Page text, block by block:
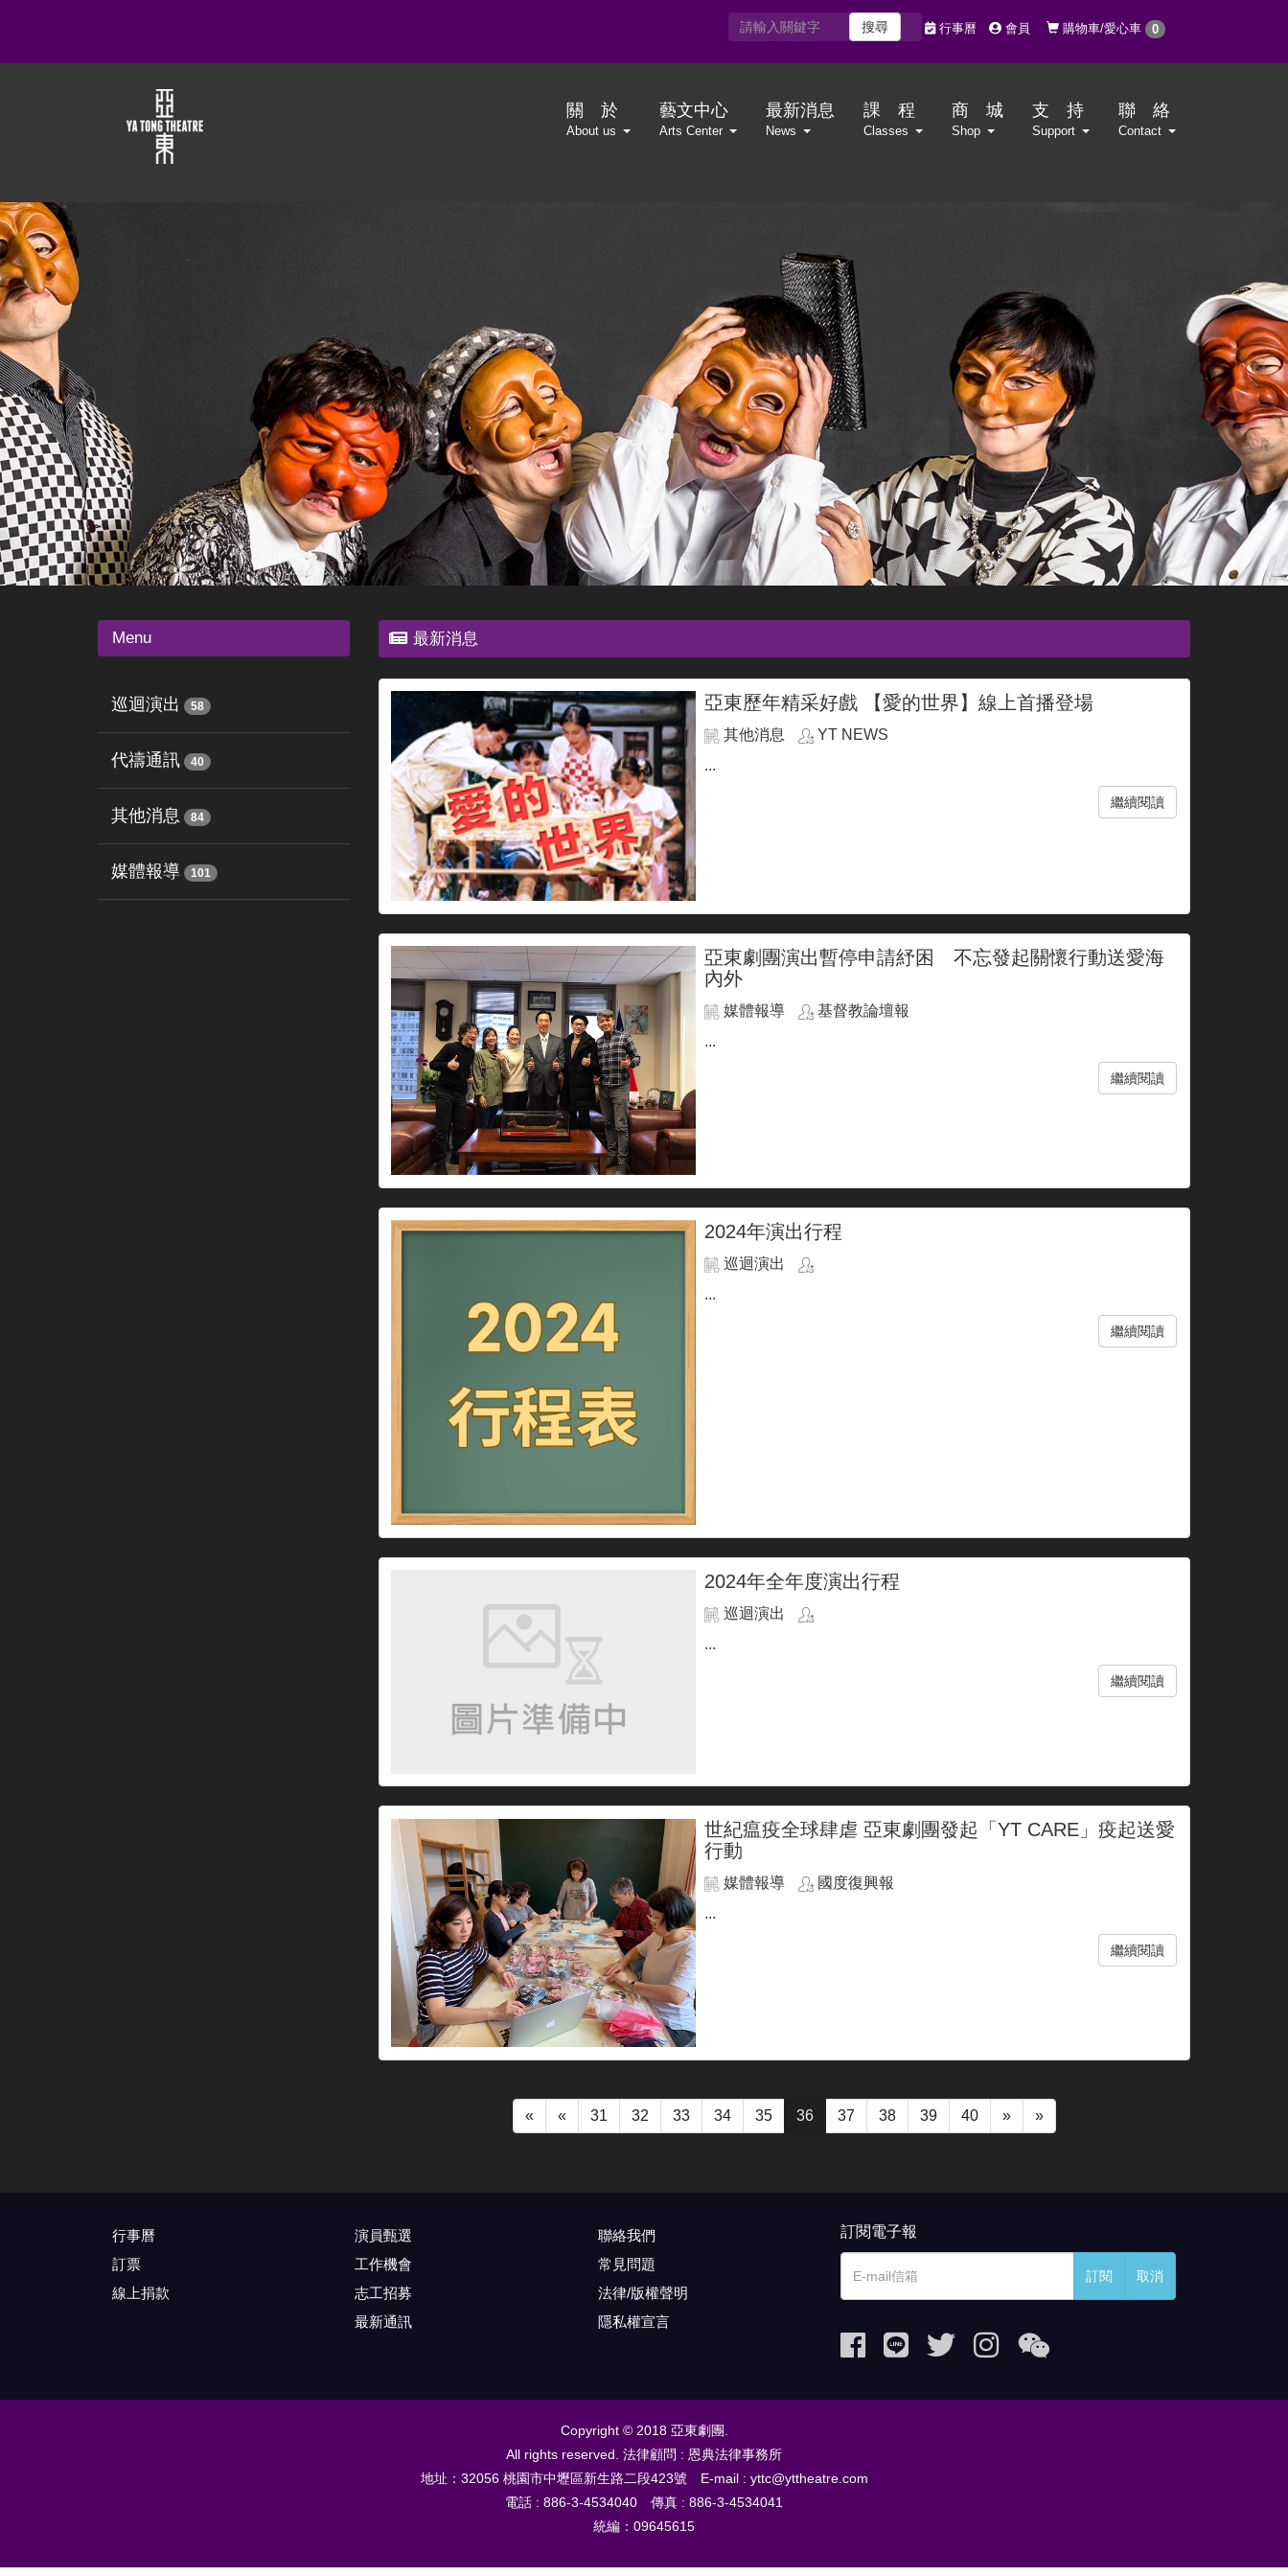
購物車/愛心車 0
行事曆 會員
搜尋
關 於
About us
藝文中心
Arts Center
最新消息
News
課 程
Classes
商 城
Shop
支 持
Support
聯 絡
Contact
Menu
巡迴演出 58
代禱通訊 40
其他消息 84
媒體報導 101
最新消息
亞東歷年精采好戲 【愛的世界】線上首播登場
其他消息
YT NEWS
...
繼續閱讀
亞東劇團演出暫停申請紓困 不忘發起關懷行動送愛海
內外
媒體報導
基督教論壇報
...
繼續閱讀
2024年演出行程
巡迴演出
...
繼續閱讀
2024年全年度演出行程
巡迴演出
...
繼續閱讀
世紀瘟疫全球肆虐 亞東劇團發起「YT CARE」疫起送愛
行動
媒體報導
國度復興報
...
繼續閱讀
« « 31 32 33 34 35 36 37 38 39 40 » »
行事曆
訂票
線上捐款
演員甄選
工作機會
志工招募
最新通訊
聯絡我們
常見問題
法律/版權聲明
隱私權宣言
訂閱電子報
訂閱 取消
Copyright © 2018 亞東劇團.
All rights reserved. 法律顧問 : 恩典法律事務所
地址：32056 桃園市中壢區新生路二段423號 E-mail : yttc@yttheatre.com
電話 : 886-3-4534040 傳真 : 886-3-4534041
統編：09645615